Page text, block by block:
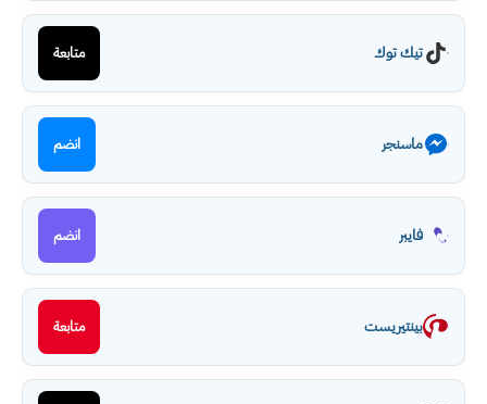
تيك توك متابعة
ماسنجر انضم
فايبر انضم
بينتيريست متابعة